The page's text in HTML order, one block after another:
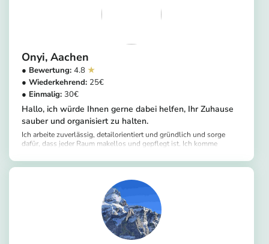
Onyi Aachen
4.8
25
30
Hallo, ich würde Ihnen gerne dabei helfen, Ihr Zuhause
sauber und organisiert zu halten.
Ich arbeite zuverlässig, detailorientiert und gründlich und sorge
dafür, dass jeder Raum makellos und gepflegt ist. Ich komme